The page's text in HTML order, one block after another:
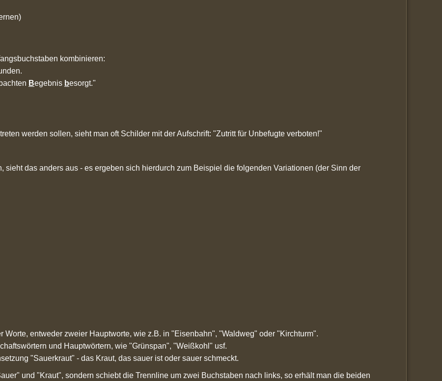
kombinieren:
Begebnis besorgt."
werden sollen, sieht man oft Schilder mit der Aufschrift: "Zutritt für Unbefugte verboten!"
sieht das anders aus - es ergeben sich hierdurch zum Beispiel die folgenden Variationen (der Sinn der
entweder zweier Hauptworte, wie z.B. in "Eisenbahn", "Waldweg" oder "Kirchturm".
und Hauptwörtern, wie "Grünspan", "Weißkohl" usf.
"Sauerkraut" - das Kraut, das sauer ist oder sauer schmeckt.
und "Kraut", sondern schiebt die Trennline um zwei Buchstaben nach links, so erhält man die beiden